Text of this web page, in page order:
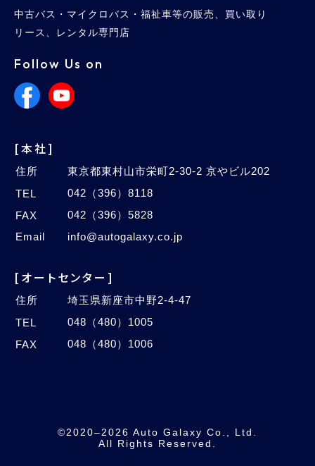
中古バス・マイクロバス・福祉車等の販売、買い取り
リース、レンタル専門店
Follow Us on
[本社]
住所
東京都東村山市栄町2-30-2 京やビル202
TEL
042（396）8118
FAX
042（396）5828
Email
info@autogalaxy.co.jp
[オートセンター]
住所
埼玉県新座市中野2-4-47
TEL
048（480）1005
FAX
048（480）1006
©2020–2026 Auto Galaxy Co., Ltd.
All Rights Reserved.